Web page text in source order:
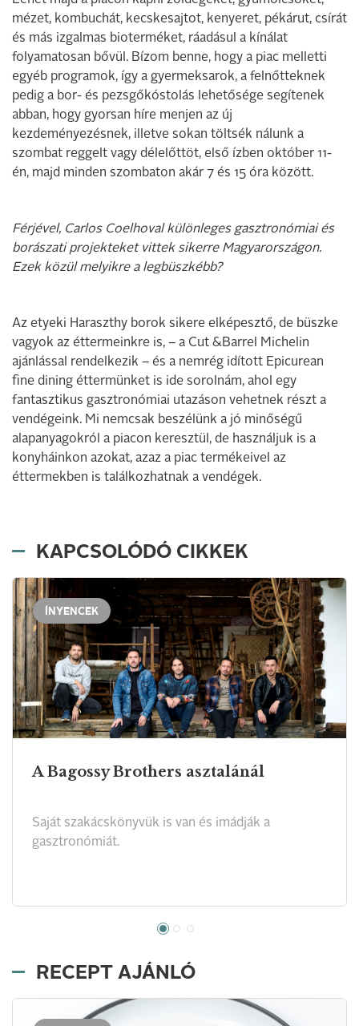
mézet, kombuchát, kecskesajtot, kenyeret, pékárut, csírát
és más izgalmas bioterméket, ráadásul a kínálat
folyamatosan bővül. Bízom benne, hogy a piac melletti
egyéb programok, így a gyermeksarok, a felnőtteknek
pedig a bor- és pezsgőkóstolás lehetősége segítenek
abban, hogy gyorsan híre menjen az új
kezdeményezésnek, illetve sokan töltsék nálunk a
szombat reggelt vagy délelőttöt, első ízben október 11-
én, majd minden szombaton akár 7 és 15 óra között.
Férjével, Carlos Coelhoval különleges gasztronómiai és
borászati projekteket vittek sikerre Magyarországon.
Ezek közül melyikre a legbüszkébb?
Az etyeki Haraszthy borok sikere elképesztő, de büszke
vagyok az éttermeinkre is, – a Cut &Barrel Michelin
ajánlással rendelkezik – és a nemrég idított Epicurean
fine dining éttermünket is ide sorolnám, ahol egy
fantasztikus gasztronómiai utazáson vehetnek részt a
vendégeink. Mi nemcsak beszélünk a jó minőségű
alapanyagokról a piacon keresztül, de használjuk is a
konyháinkon azokat, azaz a piac termékeivel az
éttermekben is találkozhatnak a vendégek.
KAPCSOLÓDÓ CIKKEK
ÍNYENCEK
A Bagossy Brothers asztalánál
Saját szakácskönyvük is van és imádják a
gasztronómiát.
RECEPT AJÁNLÓ